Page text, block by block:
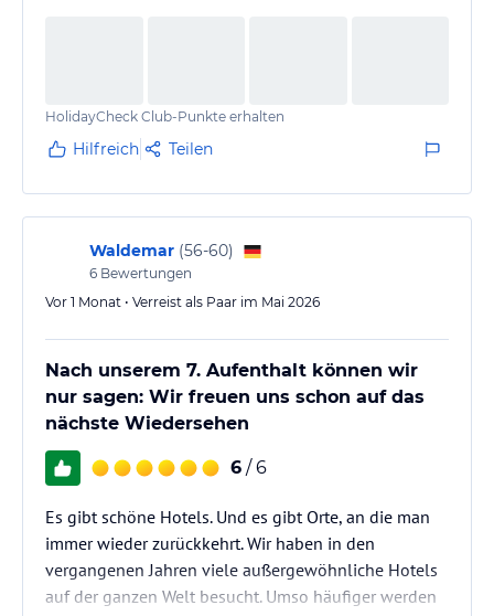
professionellen Service habe ich bisher noch in
keinem anderen Hotel erlebt. Jeder Mitarbeiter
sorgt dafür, dass man sich vom…
HolidayCheck Club-Punkte erhalten
Hilfreich Teilen
Waldemar (56-60)
6 Bewertungen
Vor 1 Monat • Verreist als Paar im Mai 2026
Nach unserem 7. Aufenthalt können wir
nur sagen: Wir freuen uns schon auf das
nächste Wiedersehen
6 / 6
Es gibt schöne Hotels. Und es gibt Orte, an die man
immer wieder zurückkehrt. Wir haben in den
vergangenen Jahren viele außergewöhnliche Hotels
auf der ganzen Welt besucht. Umso häufiger werden